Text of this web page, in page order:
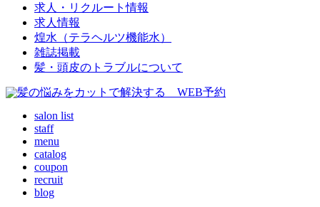
求人・リクルート情報
求人情報
煌水（テラヘルツ機能水）
雑誌掲載
髪・頭皮のトラブルについて
salon list
staff
menu
catalog
coupon
recruit
blog